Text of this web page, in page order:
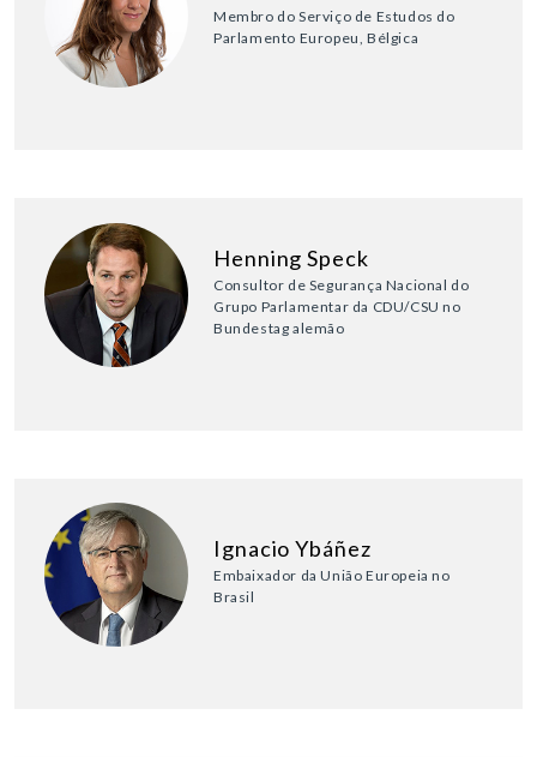
Membro do Serviço de Estudos do
Parlamento Europeu, Bélgica
Henning Speck
Consultor de Segurança Nacional do
Grupo Parlamentar da CDU/CSU no
Bundestag alemão
Ignacio Ybáñez
Embaixador da União Europeia no
Brasil